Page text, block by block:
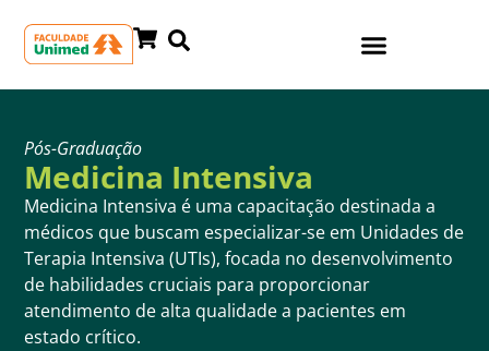
Pós-Graduação
Medicina Intensiva
Medicina Intensiva é uma capacitação destinada a
médicos que buscam especializar-se em Unidades de
Terapia Intensiva (UTIs), focada no desenvolvimento
de habilidades cruciais para proporcionar
atendimento de alta qualidade a pacientes em
estado crítico.